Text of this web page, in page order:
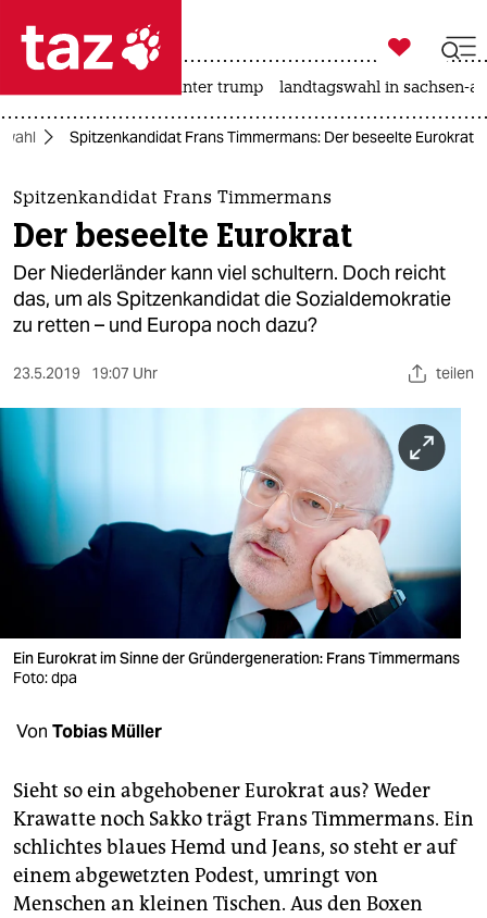
 taz zahl ich
taz zahl ich
themen
politik
öko
sport
berlin
nord
verlag
verlag
veranstaltungen
fragen & hilfe
unterstützen
abo

taz zahl ich
usa unter trump landtagswahl in sachsen-
Spitzenkandidat Frans Timmermans: Der beseelte Eurokrat
Spitzenkandidat Frans Timmermans
Der beseelte Eurokrat
Der Niederländer kann viel schultern. Doch reicht
das, um als Spitzenkandidat die Sozialdemokratie
zu retten – und Europa noch dazu?
23.5.2019 19:07 Uhr teilen
Ein Eurokrat im Sinne der Gründergeneration: Frans Timmermans
Foto: dpa
Von Tobias Müller
Sieht so ein abgehobener Eurokrat aus? Weder
Krawatte noch Sakko trägt Frans Timmermans. Ein
schlichtes blaues Hemd und Jeans, so steht er auf
einem abgewetzten Podest, umringt von
Menschen an kleinen Tischen. Aus den Boxen